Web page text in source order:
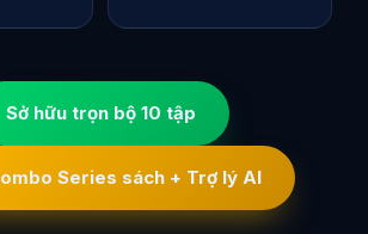
Sở hữu trọn bộ 10 tập
Series sách + Trợ lý AI